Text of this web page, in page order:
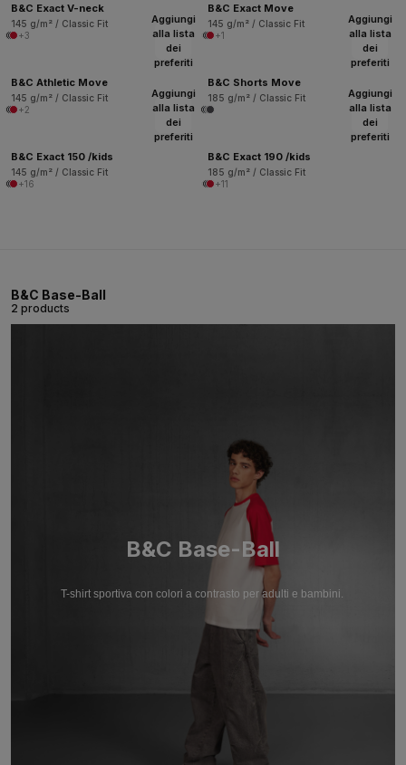
B&C Exact V-neck
145 g/m² / Classic Fit
+3
B&C Exact Move
145 g/m² / Classic Fit
+1
Aggiungi
alla lista
dei
preferiti
B&C Athletic Move
145 g/m² / Classic Fit
+2
Aggiungi
alla lista
dei
preferiti
B&C Shorts Move
185 g/m² / Classic Fit
Aggiungi
alla lista
dei
preferiti
B&C Exact 150 /kids
145 g/m² / Classic Fit
+16
Aggiungi
alla lista
dei
preferiti
B&C Exact 190 /kids
185 g/m² / Classic Fit
+11
B&C Base-Ball
2 products
B&C Base-Ball
T-shirt sportiva con colori a contrasto per adulti e bambini.